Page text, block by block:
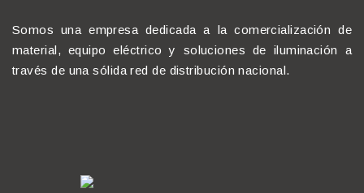
Somos una empresa dedicada a la comercialización de
material, equipo eléctrico y soluciones de iluminación a
través de una sólida red de distribución nacional.